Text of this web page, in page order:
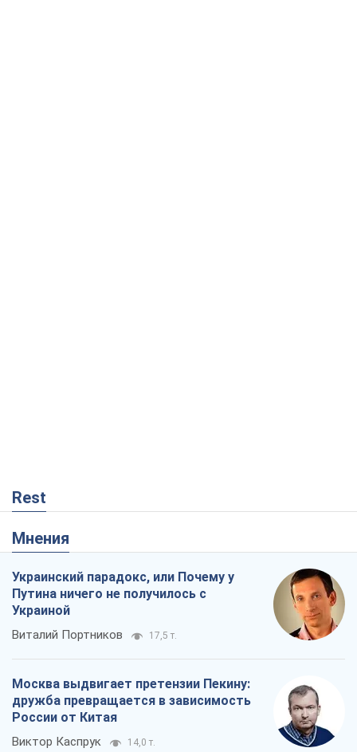
Rest
Мнения
Украинский парадокс, или Почему у
Путина ничего не получилось с
Украиной
Виталий Портников 17,5 т.
Москва выдвигает претензии Пекину:
дружба превращается в зависимость
России от Китая
Виктор Каспрук 14,0 т.